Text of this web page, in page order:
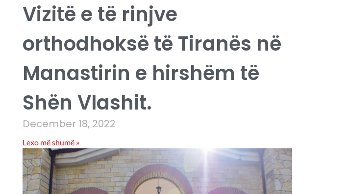
Vizitë e të rinjve
orthodhoksë të Tiranës në
Manastirin e hirshëm të
Shën Vlashit.
December 18, 2022
Lexo më shumë »